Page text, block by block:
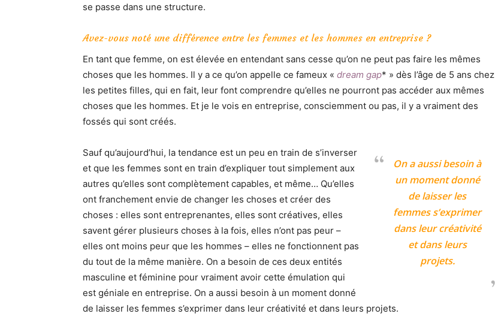
se passe dans une structure.
Avez-vous noté une différence entre les femmes et les hommes en entreprise ?
En tant que femme, on est élevée en entendant sans cesse qu’on ne peut pas faire les mêmes
choses que les hommes. Il y a ce qu’on appelle ce fameux « dream gap* » dès l’âge de 5 ans chez
les petites filles, qui en fait, leur font comprendre qu’elles ne pourront pas accéder aux mêmes
choses que les hommes. Et je le vois en entreprise, consciemment ou pas, il y a vraiment des
fossés qui sont créés.
On a aussi besoin à
un moment donné
de laisser les
femmes s’exprimer
dans leur créativité
et dans leurs
projets.
Sauf qu’aujourd’hui, la tendance est un peu en train de s’inverser
et que les femmes sont en train d’expliquer tout simplement aux
autres qu’elles sont complètement capables, et même… Qu’elles
ont franchement envie de changer les choses et créer des
choses : elles sont entreprenantes, elles sont créatives, elles
savent gérer plusieurs choses à la fois, elles n’ont pas peur –
elles ont moins peur que les hommes – elles ne fonctionnent pas
du tout de la même manière. On a besoin de ces deux entités
masculine et féminine pour vraiment avoir cette émulation qui
est géniale en entreprise. On a aussi besoin à un moment donné
de laisser les femmes s’exprimer dans leur créativité et dans leurs projets.